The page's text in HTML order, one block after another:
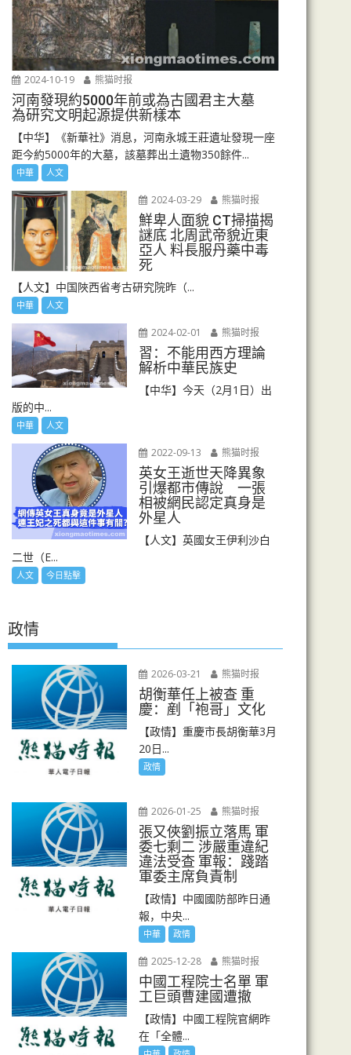
2024-10-19 熊猫时报
河南發現約5000年前或為古國君主大墓
為研究文明起源提供新樣本
【中华】《新華社》消息，河南永城王莊遺址發現一座
距今約5000年的大墓，該墓葬出土遺物350餘件...
中華 人文
2024-03-29 熊猫时报
鮮卑人面貌 CT掃描揭
謎底 北周武帝貌近東
亞人 料長服丹藥中毒
死
【人文】中国陜西省考古研究院昨（...
中華 人文
2024-02-01 熊猫时报
習：不能用西方理論
解析中華民族史
【中华】今天（2月1日）出
版的中...
中華 人文
2022-09-13 熊猫时报
英女王逝世天降異象
引爆都市傳說 一張
相被網民認定真身是
外星人
【人文】英國女王伊利沙白
二世（E...
人文 今日點擊
政情
2026-03-21 熊猫时报
胡衡華任上被查 重
慶：剷「袍哥」文化
【政情】重慶市長胡衡華3月
20日...
政情
2026-01-25 熊猫时报
張又俠劉振立落馬 軍
委七剩二 涉嚴重違紀
違法受查 軍報：踐踏
軍委主席負責制
【政情】中國國防部昨日通
報，中央...
中華 政情
2025-12-28 熊猫时报
中國工程院士名單 軍
工巨頭曹建國遭撤
【政情】中國工程院官網昨
在「全體...